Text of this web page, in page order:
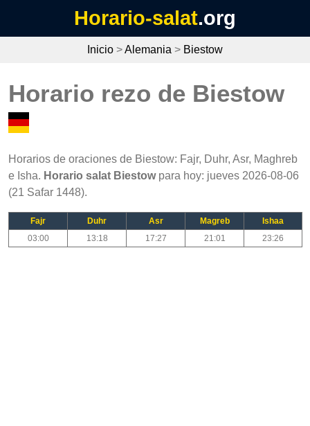
Horario-salat.org
Inicio >Alemania > Biestow
Horario rezo de Biestow
Horarios de oraciones de Biestow: Fajr, Duhr, Asr, Maghreb
e Isha. Horario salat Biestowpara hoy: jueves 2026-08-06
(21 Safar 1448).
Fajr Duhr Asr Magreb
Ishaa
03:00
13:18 17:27 21:01 23:26